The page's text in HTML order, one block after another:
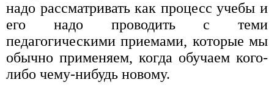
надо рассматривать как процесс учебы и
его надо проводить с теми
педагогическими приемами, которые мы
обычно применяем, когда обучаем кого-
либо чему-нибудь новому.